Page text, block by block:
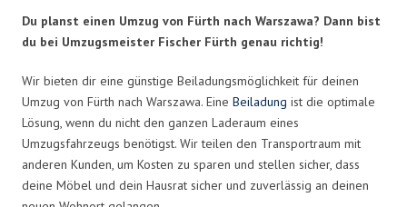
Du planst einen Umzug von Fürth nach Warszawa? Dann bist
du bei Umzugsmeister Fischer Fürth genau richtig!
Wir bieten dir eine günstige Beiladungsmöglichkeit für deinen
Umzug von Fürth nach Warszawa. Eine Beiladung ist die optimale
Lösung, wenn du nicht den ganzen Laderaum eines
Umzugsfahrzeugs benötigst. Wir teilen den Transportraum mit
anderen Kunden, um Kosten zu sparen und stellen sicher, dass
deine Möbel und dein Hausrat sicher und zuverlässig an deinen